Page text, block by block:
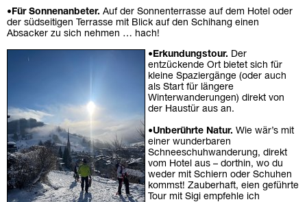
• Für Sonnenanbeter. Auf der Sonnenterrasse auf dem Hotel oder
der südseitigen Terrasse mit Blick auf den Schihang einen
Absacker zu sich nehmen … hach!
• Erkundungstour.
Der
entzückende Ort bietet sich für
kleine Spaziergänge (oder auch
als Start für längere
Winterwanderungen) direkt von
der Haustür aus an.
•Unberührte Natur. Wie wär’s mit
einer wunderbaren
Schneeschuhwanderung, direkt
vom Hotel aus – dorthin, wo du
weder mit Schiern oder Schuhen
kommst! Zauberhaft, eien geführte
Tour mit Sigi empfehle ich